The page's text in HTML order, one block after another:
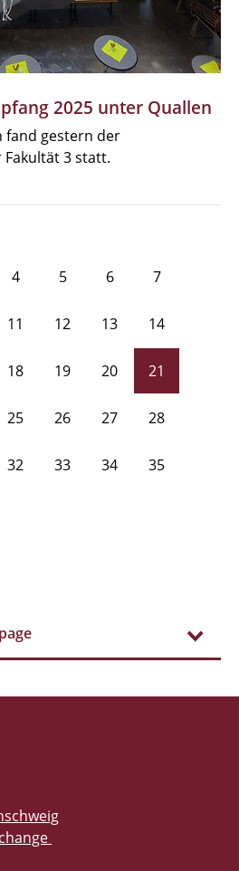
2025 unter Quallen
fand gestern der
3 statt.
4 5 6 7
11 12 13 14
18 19 20 21
25 26 27 28
32 33 34 35